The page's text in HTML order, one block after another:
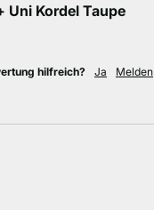
Uni Kordel Taupe
hilfreich? Ja Melden